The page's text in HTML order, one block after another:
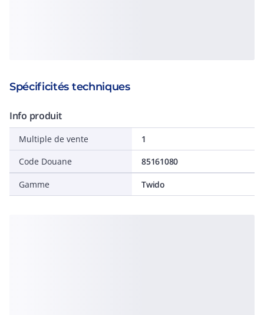
Spécificités techniques
Info produit
Multiple de vente
1
Code Douane
85161080
Gamme Twido